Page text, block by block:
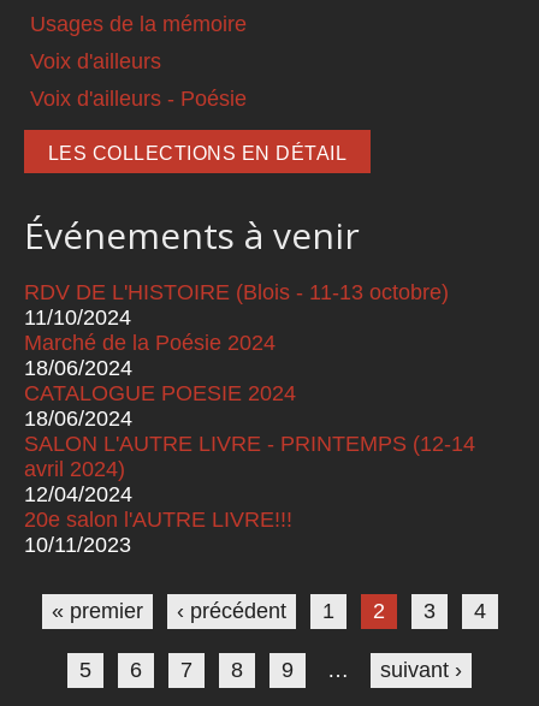
Usages de la mémoire
Voix d'ailleurs
Voix d'ailleurs - Poésie
LES COLLECTIONS EN DÉTAIL
Événements à venir
RDV DE L'HISTOIRE (Blois - 11-13 octobre)
11/10/2024
Marché de la Poésie 2024
18/06/2024
CATALOGUE POESIE 2024
18/06/2024
SALON L'AUTRE LIVRE - PRINTEMPS (12-14
avril 2024)
12/04/2024
20e salon l'AUTRE LIVRE!!!
10/11/2023
Pages
« premier ‹ précédent 1 2 3 4
5 6 7 8 9 … suivant ›